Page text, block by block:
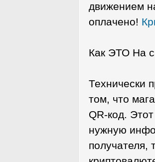
движением
оплачено!
Как ЭТО На
Технически
том, что
QR-код.
нужную
получателя,